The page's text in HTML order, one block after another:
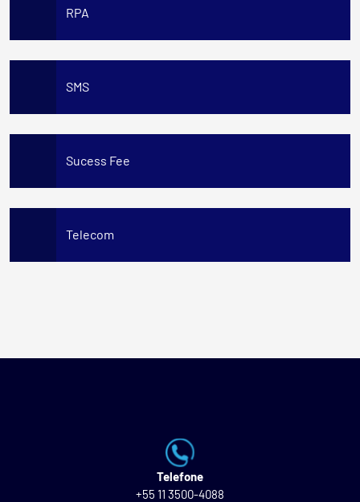
RPA
SMS
Sucess Fee
Telecom
Telefone
+55 11 3500-4088